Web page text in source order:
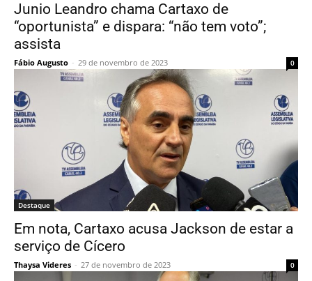
Junio Leandro chama Cartaxo de
“oportunista” e dispara: “não tem voto”;
assista
Fábio Augusto - 29 de novembro de 2023 0
Destaque
Em nota, Cartaxo acusa Jackson de estar a
serviço de Cícero
Thaysa Videres - 27 de novembro de 2023 0